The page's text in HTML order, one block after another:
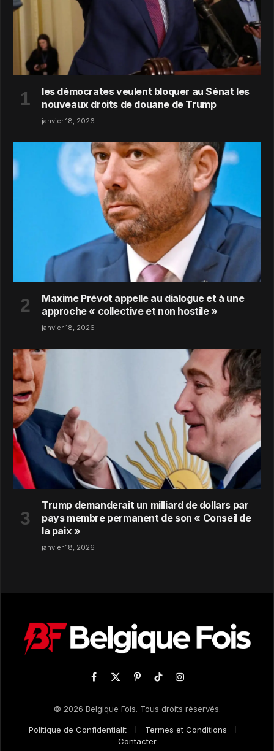
les démocrates veulent bloquer au Sénat les
nouveaux droits de douane de Trump
janvier 18, 2026
Maxime Prévot appelle au dialogue et à une
approche « collective et non hostile »
janvier 18, 2026
Trump demanderait un milliard de dollars par
pays membre permanent de son « Conseil de
la paix »
janvier 18, 2026
Facebook
X
PinterestTikTokInstagram
© 2026 Belgique Fois. Tous droits réservés.
Politique de Confidentialit
Termes et Conditions
Contacter